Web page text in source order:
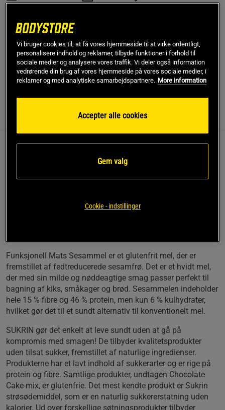
SKU #A7089| EAN7090017540272
Sesammel fra Funksjonell Mat er et mel baseret på
fedtreducerede sesamfrø. Det er glutenfrit og indeholder
hele 15 % fibre. Med en mild, nøddeagtig aroma!
Læs mere
Anmeldelser(1) Næringsværdi og ingredienser
fedtreducerede sesamfrø. Det er glutenfrit og indeholder
Funksjonell Mats Sesammel er et glutenfrit mel, der er
fremstillet af fedtreducerede sesamfrø. Det er et hvidt mel,
der med sin milde og nøddeagtige smag passer perfekt til
bagning af kiks, småkager og brød. Sesammelen indeholder
hele 15 % fibre og 46 % protein, men kun 6 % kulhydrater,
hvilket gør det til et sundt alternativ til konventionelt mel.
SUKRIN gør det enkelt at leve sundt uden at gå på
kompromis med smagen! De tilbyder kvalitetsprodukter
uden tilsat sukker, fremstillet af naturlige ingredienser.
Produkterne har et lavt indhold af sukkerarter og er rige på
protein og fibre. Samtlige produkter, undtagen Chocolate
Cake-mix, er glutenfrie. Det mest kendte produkt er Sukrin
strøsødemiddel, som er en naturlig sukkererstatning uden
kalorier. Ud over forskellige søtningsprodukter tilbyder
Vi bruger cookies til, at få vores hjemmeside til at virke ordentligt,
personalisere indhold og reklamer, tilbyde funktioner i forhold til
sociale medier og analysere vores traffik. Vi deler også information
vedrørende din brug af vores hjemmeside på vores sociale medier, i
reklamer og med analytiske samarbejdspartnere. More information
Accepter alle cookies
Gem valg
Cookie - indstillinger